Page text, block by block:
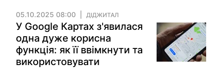
05.10.2025 08:00 ДІДЖИТАЛ
У Google Картах з'явилася
одна дуже корисна
функція: як її ввімкнути та
використовувати